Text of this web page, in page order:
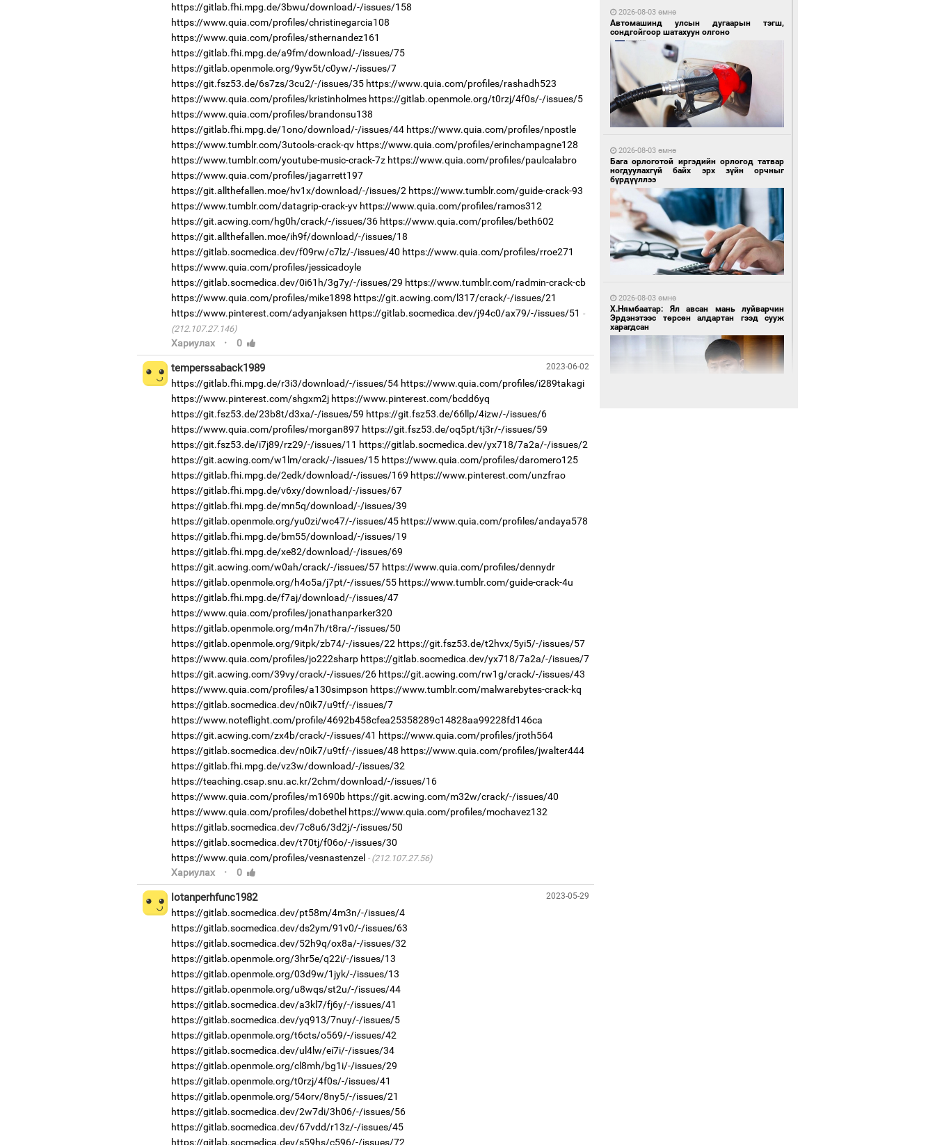
https://gitlab.fhi.mpg.de/3bwu/download/-/issues/158
https://www.quia.com/profiles/christinegarcia108
https://www.quia.com/profiles/sthernandez161
https://gitlab.fhi.mpg.de/a9fm/download/-/issues/75
https://gitlab.openmole.org/9yw5t/c0yw/-/issues/7
https://git.fsz53.de/6s7zs/3cu2/-/issues/35 https://www.quia.com/profiles/rashadh523
https://www.quia.com/profiles/kristinholmes https://gitlab.openmole.org/t0rzj/4f0s/-/issues/5
https://www.quia.com/profiles/brandonsu138
https://gitlab.fhi.mpg.de/1ono/download/-/issues/44 https://www.quia.com/profiles/npostle
https://www.tumblr.com/3utools-crack-qv https://www.quia.com/profiles/erinchampagne128
https://www.tumblr.com/youtube-music-crack-7z https://www.quia.com/profiles/paulcalabro
https://www.quia.com/profiles/jagarrett197
https://git.allthefallen.moe/hv1x/download/-/issues/2 https://www.tumblr.com/guide-crack-93
https://www.tumblr.com/datagrip-crack-yv https://www.quia.com/profiles/ramos312
https://git.acwing.com/hg0h/crack/-/issues/36 https://www.quia.com/profiles/beth602
https://git.allthefallen.moe/ih9f/download/-/issues/18
https://gitlab.socmedica.dev/f09rw/c7lz/-/issues/40 https://www.quia.com/profiles/rroe271
https://www.quia.com/profiles/jessicadoyle
https://gitlab.socmedica.dev/0i61h/3g7y/-/issues/29 https://www.tumblr.com/radmin-crack-cb
https://www.quia.com/profiles/mike1898 https://git.acwing.com/l317/crack/-/issues/21
https://www.pinterest.com/adyanjaksen https://gitlab.socmedica.dev/j94c0/ax79/-/issues/51
(212.107.27.146)
Хариулах · 0
2023-06-02
temperssaback1989
https://gitlab.fhi.mpg.de/r3i3/download/-/issues/54 https://www.quia.com/profiles/i289takagi
https://www.pinterest.com/shgxm2j https://www.pinterest.com/bcdd6yq
https://git.fsz53.de/23b8t/d3xa/-/issues/59 https://git.fsz53.de/66llp/4izw/-/issues/6
https://www.quia.com/profiles/morgan897 https://git.fsz53.de/oq5pt/tj3r/-/issues/59
https://git.fsz53.de/i7j89/rz29/-/issues/11 https://gitlab.socmedica.dev/yx718/7a2a/-/issues/2
https://git.acwing.com/w1lm/crack/-/issues/15 https://www.quia.com/profiles/daromero125
https://gitlab.fhi.mpg.de/2edk/download/-/issues/169 https://www.pinterest.com/unzfrao
https://gitlab.fhi.mpg.de/v6xy/download/-/issues/67
https://gitlab.fhi.mpg.de/mn5q/download/-/issues/39
https://gitlab.openmole.org/yu0zi/wc47/-/issues/45 https://www.quia.com/profiles/andaya578
https://gitlab.fhi.mpg.de/bm55/download/-/issues/19
https://gitlab.fhi.mpg.de/xe82/download/-/issues/69
https://git.acwing.com/w0ah/crack/-/issues/57 https://www.quia.com/profiles/dennydr
https://gitlab.openmole.org/h4o5a/j7pt/-/issues/55 https://www.tumblr.com/guide-crack-4u
https://gitlab.fhi.mpg.de/f7aj/download/-/issues/47
https://www.quia.com/profiles/jonathanparker320
https://gitlab.openmole.org/m4n7h/t8ra/-/issues/50
https://gitlab.openmole.org/9itpk/zb74/-/issues/22 https://git.fsz53.de/t2hvx/5yi5/-/issues/57
https://www.quia.com/profiles/jo222sharp https://gitlab.socmedica.dev/yx718/7a2a/-/issues/7
https://git.acwing.com/39vy/crack/-/issues/26 https://git.acwing.com/rw1g/crack/-/issues/43
https://www.quia.com/profiles/a130simpson https://www.tumblr.com/malwarebytes-crack-kq
https://gitlab.socmedica.dev/n0ik7/u9tf/-/issues/7
https://www.noteflight.com/profile/4692b458cfea25358289c14828aa99228fd146ca
https://git.acwing.com/zx4b/crack/-/issues/41 https://www.quia.com/profiles/jroth564
https://gitlab.socmedica.dev/n0ik7/u9tf/-/issues/48 https://www.quia.com/profiles/jwalter444
https://gitlab.fhi.mpg.de/vz3w/download/-/issues/32
https://teaching.csap.snu.ac.kr/2chm/download/-/issues/16
https://www.quia.com/profiles/m1690b https://git.acwing.com/m32w/crack/-/issues/40
https://www.quia.com/profiles/dobethel https://www.quia.com/profiles/mochavez132
https://gitlab.socmedica.dev/7c8u6/3d2j/-/issues/50
https://gitlab.socmedica.dev/t70tj/f06o/-/issues/30
https://www.quia.com/profiles/vesnastenzel
(212.107.27.56)
Хариулах · 0
2023-05-29
lotanperhfunc1982
https://gitlab.socmedica.dev/pt58m/4m3n/-/issues/4
https://gitlab.socmedica.dev/ds2ym/91v0/-/issues/63
https://gitlab.socmedica.dev/52h9q/ox8a/-/issues/32
https://gitlab.openmole.org/3hr5e/q22i/-/issues/13
https://gitlab.openmole.org/03d9w/1jyk/-/issues/13
https://gitlab.openmole.org/u8wqs/st2u/-/issues/44
https://gitlab.socmedica.dev/a3kl7/fj6y/-/issues/41
https://gitlab.socmedica.dev/yq913/7nuy/-/issues/5
https://gitlab.openmole.org/t6cts/o569/-/issues/42
https://gitlab.socmedica.dev/ul4lw/ei7i/-/issues/34
https://gitlab.openmole.org/cl8mh/bg1i/-/issues/29
https://gitlab.openmole.org/t0rzj/4f0s/-/issues/41
https://gitlab.openmole.org/54orv/8ny5/-/issues/21
https://gitlab.socmedica.dev/2w7di/3h06/-/issues/56
https://gitlab.socmedica.dev/67vdd/r13z/-/issues/45
https://gitlab.socmedica.dev/s59hs/c596/-/issues/72
14 цагийн өмнө өмнө
Зургаан цагаан мэнгэтэй харагчин үхэр
өдөр
14 цагийн өмнө өмнө
Бороо орохгүй, өдөртөө 28-30 хэм дулаан
байна
2026-08-03 өмнө
Автомашинд улсын дугаарын тэгш,
сондгойгоор шатахуун олгоно
2026-08-03 өмнө
Бага орлоготой иргэдийн орлогод татвар
ногдуулахгүй байх эрх зүйн орчныг
бүрдүүллээ
2026-08-03 өмнө
Х.Нямбаатар: Ял авсан мань луйварчин
Эрдэнэтээс төрсөн алдартан гээд сууж
харагдсан